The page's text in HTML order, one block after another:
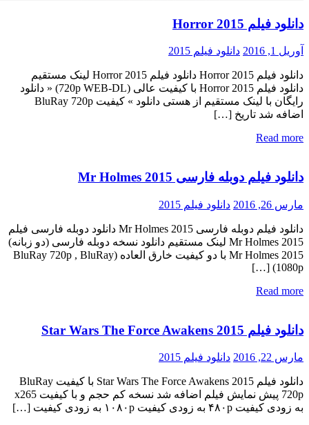
دانلود فیلم Horror 2015
آوریل 1, 2016 دانلود فیلم 2015
دانلود فیلم Horror 2015 دانلود فیلم Horror 2015 لینک مستقیم
دانلود فیلم Horror 2015 با کیفیت عالی (720p WEB-DL) « دانلود
رایگان با لینک مستقیم از هستی دانلود » کیفیت BluRay 720p
اضافه شد تاریخ […]
Read more
دانلود فیلم دوبله فارسی Mr Holmes 2015
مارس 26, 2016 دانلود فیلم 2015
دانلود فیلم دوبله فارسی Mr Holmes 2015 دانلود دوبله فارسی فیلم
Mr Holmes 2015 لینک مستقیم دانلود نسخه دوبله فارسی (دو زبانه)
Mr Holmes 2015 با دو کیفیت خارق العاده (BluRay 720p , BluRay
1080p) […]
Read more
دانلود فیلم Star Wars The Force Awakens 2015
مارس 22, 2016 دانلود فیلم 2015
دانلود فیلم Star Wars The Force Awakens 2015 با کیفیت BluRay
720p پیش نمایش فیلم اضافه شد نسخه کم حجم و با کیفیت x265
به زودی کیفیت ۴۸۰p به زودی کیفیت ۱۰۸۰p به زودی کیفیت […]